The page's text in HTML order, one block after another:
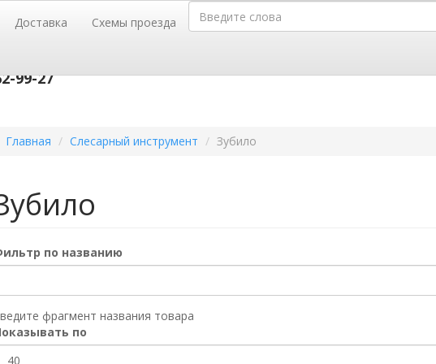
Доставка Схемы проезда
Введите слова
г. Барнаул,
99-27
г.
Главная Слесарный инструмент Зубило
по названию
фрагмент названия товара
по